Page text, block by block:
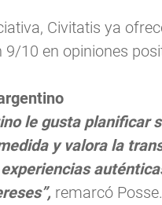
Civitatis ya
9/10 en opiniones
le gusta planificar
y valora la
remarcó Posse.